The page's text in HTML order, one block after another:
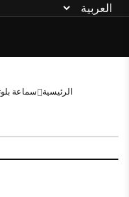
الرئيسية سماعة